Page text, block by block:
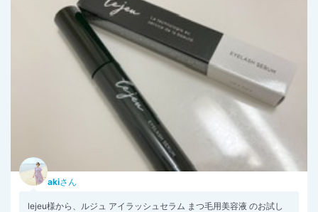
akiさん
lejeu様から、ルジュ アイラッシュセラム まつ毛用美容液 のお試し